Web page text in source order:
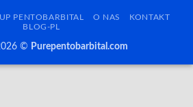
PENTOBARBITAL O NAS
KONTAKT
BLOG-PL
© Purepentobarbital.com